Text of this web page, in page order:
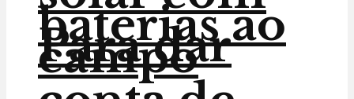
baterias ao
campo
Para dar